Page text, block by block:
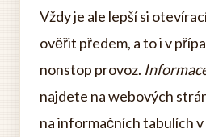
Vždy je ale lepší si
ověřit předem, a to i v
nonstop provoz.
najdete na webových
na informačních tabulích v